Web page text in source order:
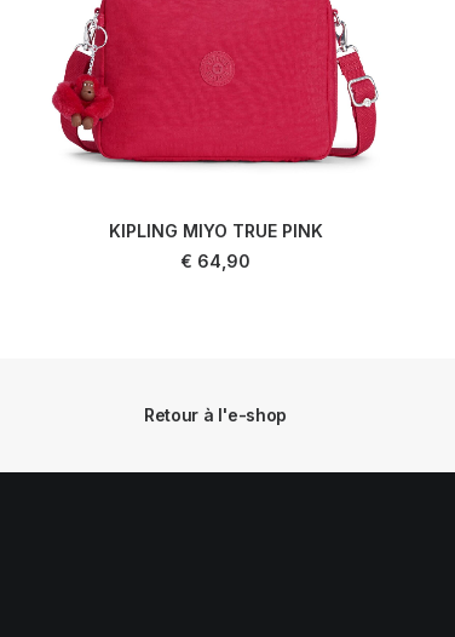
KIPLING MIYO TRUE PINK
€ 64,90
Retour à l'e-shop